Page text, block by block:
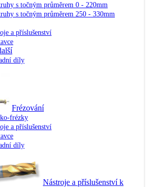
s točným průměrem 0 - 220mm
s točným průměrem 250 - 330mm
a příslušenství
díly
Frézování
frézky
a příslušenství
díly
Nástroje a příslušenství k